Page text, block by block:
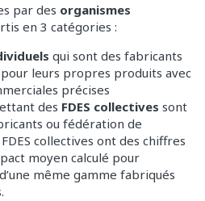
par des organismes
en 3 catégories :
qui sont des fabricants
leurs propres produits avec
précises
des FDES collectives sont
ou fédération de
collectives ont des chiffres
moyen calculé pour
même gamme fabriqués